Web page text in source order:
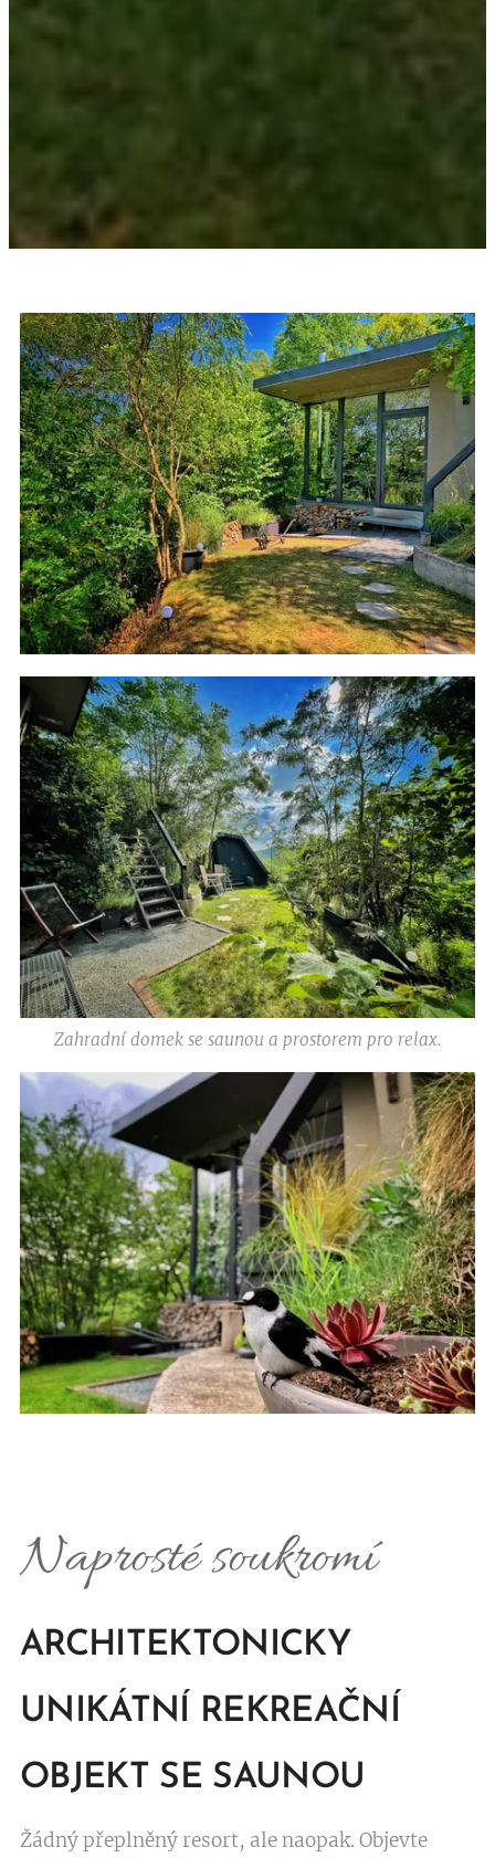
Zahradní domek se saunou a prostorem pro relax.
Naprosté soukromí
ARCHITEKTONICKY
UNIKÁTNÍ REKREAČNÍ
OBJEKT SE SAUNOU
Žádný přeplněný resort, ale naopak. Objevte